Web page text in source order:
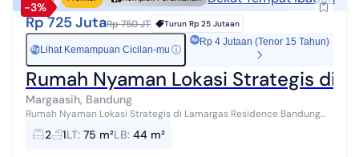
-3%
Rp 725 JutaRp 750 JT Turun Rp 25 Jutaan
Rp Lihat Kemampuan Cicilan-mu ⓘ
Rp 4 Jutaan (Tenor 15 Tahun)
Rumah Nyaman Lokasi Strategis di
Margaasih, Bandung
Rumah Nyaman Lokasi Strategis di Lamargas Residence Bandung
LT: 75m² LB: 44m² KT: 2 KM: 1 Carport : 2 Listrik: 1300 Air: artesis n
sible...
2 1LT: 75 m²LB: 44 m²